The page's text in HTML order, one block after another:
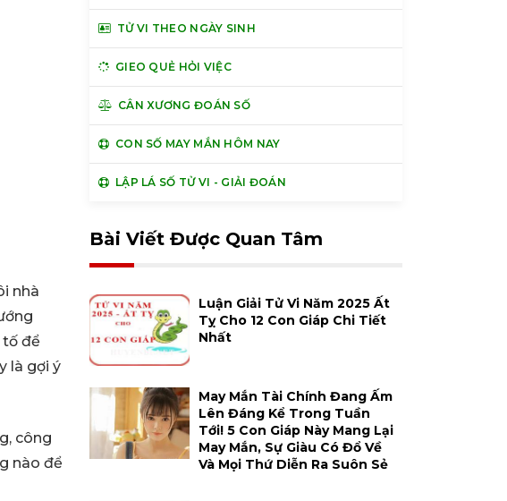
nhà
tố để
là gợi ý
công
nào để
TỬ VI THEO NGÀY SINH
GIEO QUẺ HỎI VIỆC
CÂN XƯƠNG ĐOÁN SỐ
CON SỐ MAY MẮN HÔM NAY
LẬP LÁ SỐ TỬ VI - GIẢI ĐOÁN
Bài Viết Được Quan Tâm
Luận Giải Tử Vi Năm 2025 Ất
Tỵ Cho 12 Con Giáp Chi Tiết
Nhất
May Mắn Tài Chính Đang Ấm
Lên Đáng Kể Trong Tuần
Tới! 5 Con Giáp Này Mang Lại
May Mắn, Sự Giàu Có Đổ Về
Và Mọi Thứ Diễn Ra Suôn Sẻ